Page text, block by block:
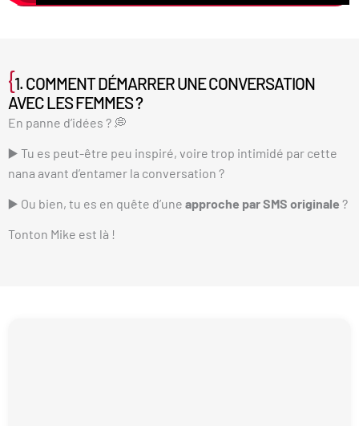
{1. COMMENT DÉMARRER UNE CONVERSATION
AVEC LES FEMMES ?
En panne d’idées ? 💭
▶️ Tu es peut-être peu inspiré, voire trop intimidé par cette
nana avant d’entamer la conversation ?
▶️ Ou bien, tu es en quête d’une approche par SMS originale ?
Tonton Mike est là !